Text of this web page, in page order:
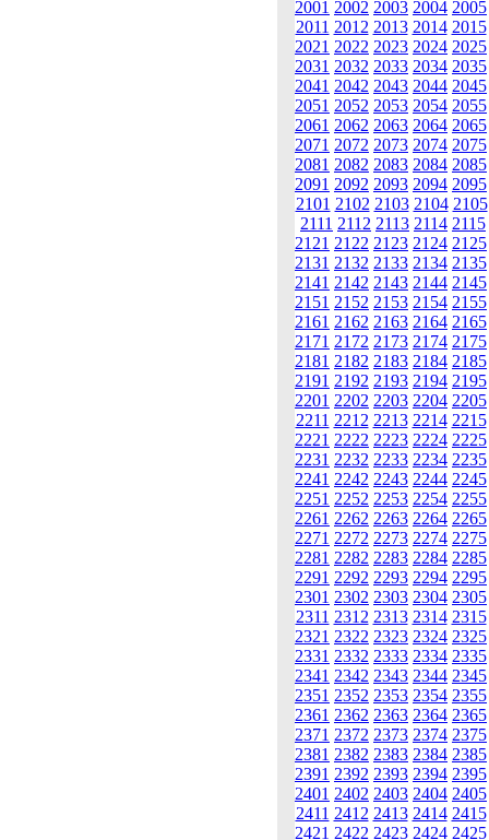
2001 2002 2003 2004 2005
2011 2012 2013 2014 2015
2021 2022 2023 2024 2025
2031 2032 2033 2034 2035
2041 2042 2043 2044 2045
2051 2052 2053 2054 2055
2061 2062 2063 2064 2065
2071 2072 2073 2074 2075
2081 2082 2083 2084 2085
2091 2092 2093 2094 2095
2101 2102 2103 2104 2105
2111 2112 2113 2114 2115
2121 2122 2123 2124 2125
2131 2132 2133 2134 2135
2141 2142 2143 2144 2145
2151 2152 2153 2154 2155
2161 2162 2163 2164 2165
2171 2172 2173 2174 2175
2181 2182 2183 2184 2185
2191 2192 2193 2194 2195
2201 2202 2203 2204 2205
2211 2212 2213 2214 2215
2221 2222 2223 2224 2225
2231 2232 2233 2234 2235
2241 2242 2243 2244 2245
2251 2252 2253 2254 2255
2261 2262 2263 2264 2265
2271 2272 2273 2274 2275
2281 2282 2283 2284 2285
2291 2292 2293 2294 2295
2301 2302 2303 2304 2305
2311 2312 2313 2314 2315
2321 2322 2323 2324 2325
2331 2332 2333 2334 2335
2341 2342 2343 2344 2345
2351 2352 2353 2354 2355
2361 2362 2363 2364 2365
2371 2372 2373 2374 2375
2381 2382 2383 2384 2385
2391 2392 2393 2394 2395
2401 2402 2403 2404 2405
2411 2412 2413 2414 2415
2421 2422 2423 2424 2425